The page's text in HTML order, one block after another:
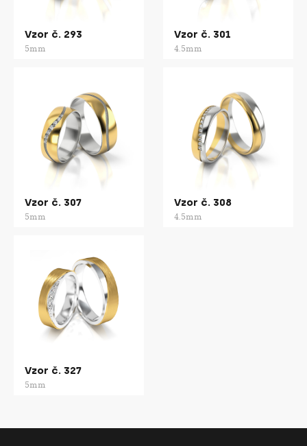
Vzor č. 293
5mm
Vzor č. 301
4.5mm
Vzor č. 307
5mm
Vzor č. 308
4.5mm
Vzor č. 327
5mm